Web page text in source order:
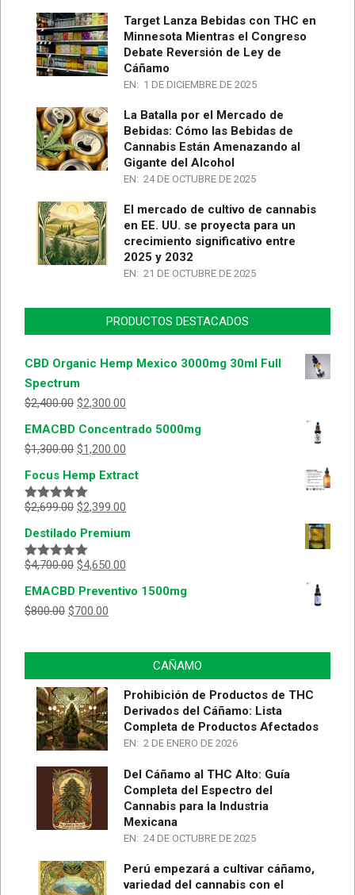
Target Lanza Bebidas con THC en
Minnesota Mientras el Congreso
Debate Reversión de Ley de
Cáñamo
EN: 1 DE DICIEMBRE DE 2025
La Batalla por el Mercado de
Bebidas: Cómo las Bebidas de
Cannabis Están Amenazando al
Gigante del Alcohol
EN: 24 DE OCTUBRE DE 2025
El mercado de cultivo de cannabis
en EE. UU. se proyecta para un
crecimiento significativo entre
2025 y 2032
EN: 21 DE OCTUBRE DE 2025
PRODUCTOS DESTACADOS
CBD Organic Hemp Mexico 3000mg 30ml Full
Spectrum
$2,400.00 $2,300.00
EMACBD Concentrado 5000mg
$1,300.00 $1,200.00
Focus Hemp Extract
Valorado
5
$2,699.00 $2,399.00
Destilado Premium
Valorado
5
$4,700.00 $4,650.00
EMACBD Preventivo 1500mg
$800.00 $700.00
CAÑAMO
Prohibición de Productos de THC
Derivados del Cáñamo: Lista
Completa de Productos Afectados
EN: 2 DE ENERO DE 2026
Del Cáñamo al THC Alto: Guía
Completa del Espectro del
Cannabis para la Industria
Mexicana
EN: 24 DE OCTUBRE DE 2025
Perú empezará a cultivar cáñamo,
variedad del cannabis con el